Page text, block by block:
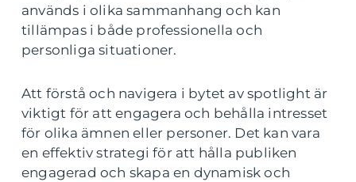
används i olika sammanhang och kan
tillämpas i både professionella och
personliga situationer.
Att förstå och navigera i bytet av spotlight är
viktigt för att engagera och behålla intresset
för olika ämnen eller personer. Det kan vara
en effektiv strategi för att hålla publiken
engagerad och skapa en dynamisk och